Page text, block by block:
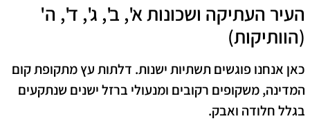
​העיר העתיקה ושכונות א', ב', ג', ד', ה'
(הוותיקות)
​כאן אנחנו פוגשים תשתיות ישנות. דלתות עץ מתקופת קום
המדינה, משקופים רקובים ומנעולי ברזל ישנים שנתקעים
בגלל חלודה ואבק.